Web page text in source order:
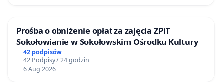
Prośba o obniżenie opłat za zajęcia ZPiT
Sokołowianie w Sokołowskim Ośrodku Kultury
42 podpisów
42 Podpisy / 24 godzin
6 Aug 2026